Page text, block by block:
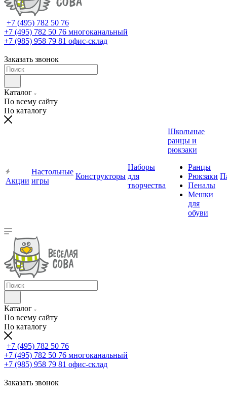
+7 (495) 782 50 76
+7 (495) 782 50 76 многоканальный
+7 (985) 958 79 81 офис-склад
Заказать звонок
Каталог
По всему сайту
По каталогу
Акции
Настольные
игры
Конструкторы
Наборы
для
творчества
Школьные
ранцы и
рюкзаки
Ранцы
Рюкзаки
Пеналы
Мешки
для
обуви
Каталог
По всему сайту
По каталогу
+7 (495) 782 50 76
+7 (495) 782 50 76 многоканальный
+7 (985) 958 79 81 офис-склад
Заказать звонок